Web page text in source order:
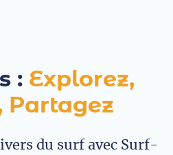
: Explorez,
Partagez
du surf avec Surf-